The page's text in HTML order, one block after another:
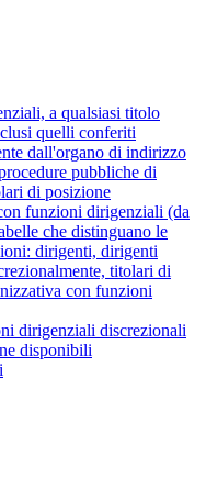
a qualsiasi titolo
quelli conferiti
dall'organo di indirizzo
pubbliche di
di posizione
funzioni dirigenziali (da
che distinguano le
dirigenti, dirigenti
titolari di
con funzioni
dirigenziali discrezionali
disponibili